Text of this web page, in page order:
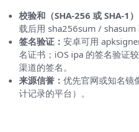
校验和（SHA-256 或 SHA-1）
载后用 sha256sum / shasum
签名验证： 安卓可用
名证书；iOS ipa 的签名验证
渠道的签名。
来源信誉： 优先官网或知名镜
计记录的平台）。